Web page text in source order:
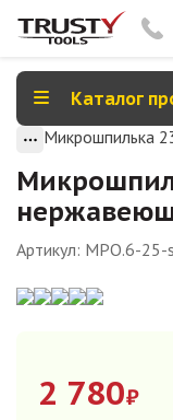
Каталог
Микрошпилька
Артикул: MPO.6-25-
2 780₽